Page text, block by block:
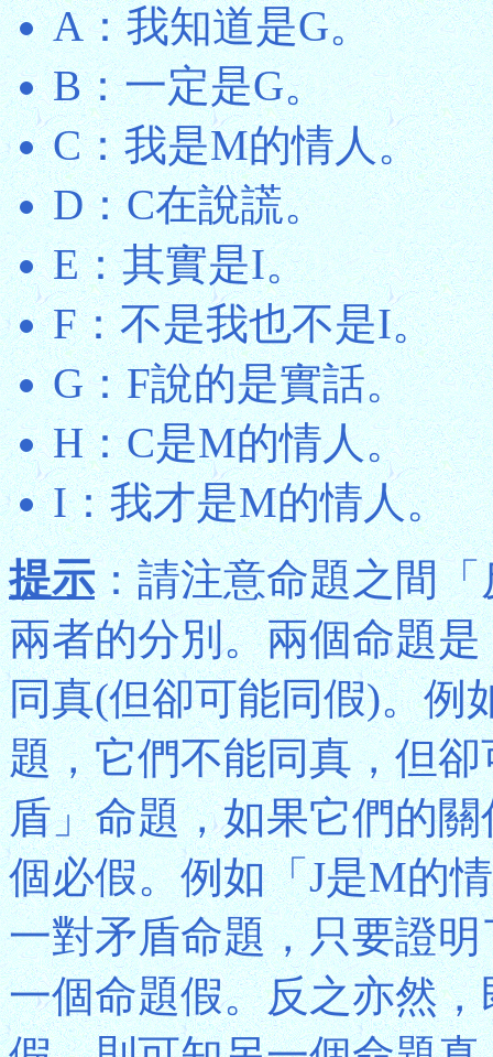
A：我知道是G。
B：一定是G。
C：我是M的情人。
D：C在說謊。
E：其實是I。
F：不是我也不是I。
G：F說的是實話。
H：C是M的情人。
I：我才是M的情人。
提示：請注意命題之間
兩者的分別。兩個命題
同真(但卻可能同假)。例
題，它們不能同真，但
盾」命題，如果它們的
個必假。例如「J是M的
一對矛盾命題，只要證
一個命題假。反之亦然